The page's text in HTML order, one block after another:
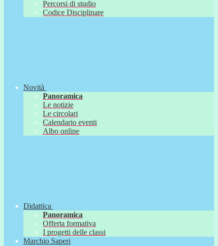
Percorsi di studio
Codice Disciplinare
Novità
Panoramica
Le notizie
Le circolari
Calendario eventi
Albo online
Didattica
Panoramica
Offerta formativa
I progetti delle classi
Marchio Saperi